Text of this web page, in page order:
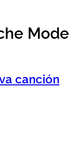
Mode
canción